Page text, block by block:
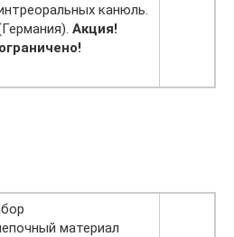
канюль.
Акция!
материал